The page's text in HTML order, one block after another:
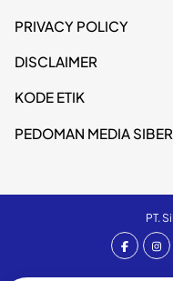
PRIVACY POLICY
DISCLAIMER
KODE ETIK
PEDOMAN MEDIA SIBER
PT.